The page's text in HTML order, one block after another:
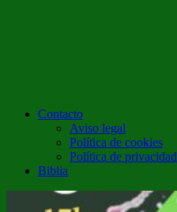
Contacto
Aviso legal
Política de cookies
Política de privacidad
Biblia